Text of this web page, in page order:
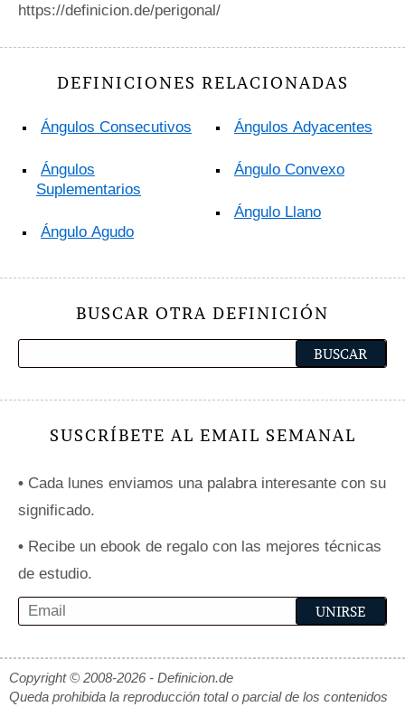
https://definicion.de/perigonal/
DEFINICIONES RELACIONADAS
Ángulos Consecutivos
Ángulos
Suplementarios
Ángulo Agudo
Ángulos Adyacentes
Ángulo Convexo
Ángulo Llano
BUSCAR OTRA DEFINICIÓN
SUSCRÍBETE AL EMAIL SEMANAL
• Cada lunes enviamos una palabra interesante con su
significado.
• Recibe un ebook de regalo con las mejores técnicas
de estudio.
Copyright © 2008-2026 - Definicion.de
Queda prohibida la reproducción total o parcial de los contenidos